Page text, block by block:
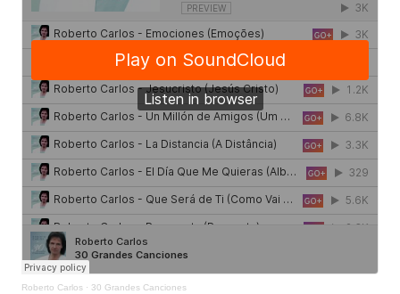
Roberto Carlos · 30 Grandes Canciones